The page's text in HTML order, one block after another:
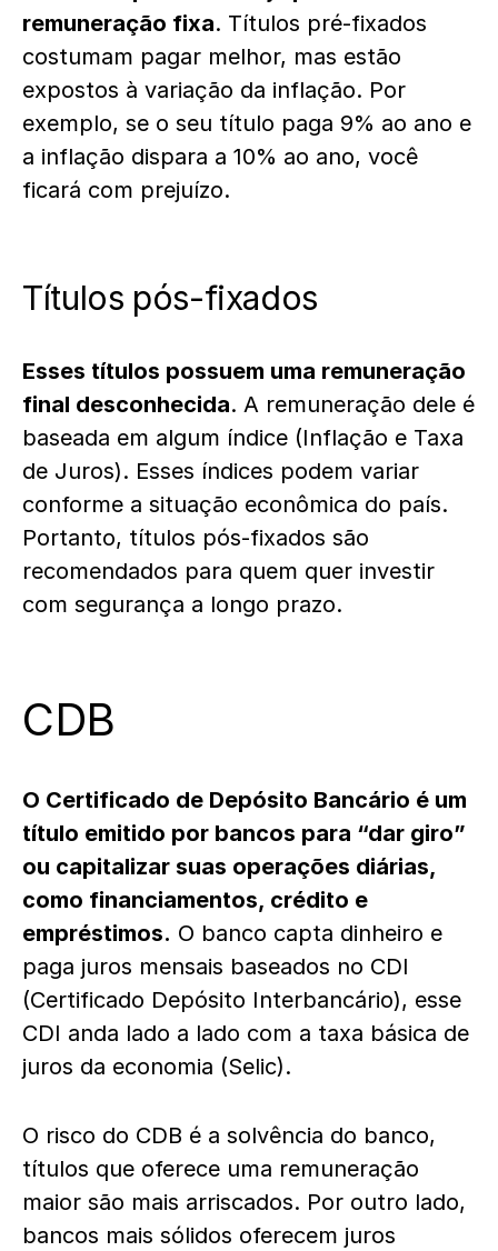
remuneração fixa. Títulos pré-fixados
costumam pagar melhor, mas estão
expostos à variação da inflação. Por
exemplo, se o seu título paga 9% ao ano e
a inflação dispara a 10% ao ano, você
ficará com prejuízo.
Títulos pós-fixados
Esses títulos possuem uma remuneração
final desconhecida. A remuneração dele é
baseada em algum índice (Inflação e Taxa
de Juros). Esses índices podem variar
conforme a situação econômica do país.
Portanto, títulos pós-fixados são
recomendados para quem quer investir
com segurança a longo prazo.
CDB
O Certificado de Depósito Bancário é um
título emitido por bancos para “dar giro”
ou capitalizar suas operações diárias,
como financiamentos, crédito e
empréstimos. O banco capta dinheiro e
paga juros mensais baseados no CDI
(Certificado Depósito Interbancário), esse
CDI anda lado a lado com a taxa básica de
juros da economia (Selic).
O risco do CDB é a solvência do banco,
títulos que oferece uma remuneração
maior são mais arriscados. Por outro lado,
bancos mais sólidos oferecem juros